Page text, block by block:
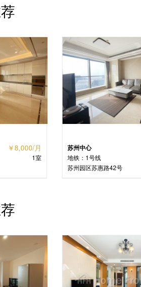
￥8,000/月
1室
苏州中心
地铁：1号线
苏州园区苏惠路42号